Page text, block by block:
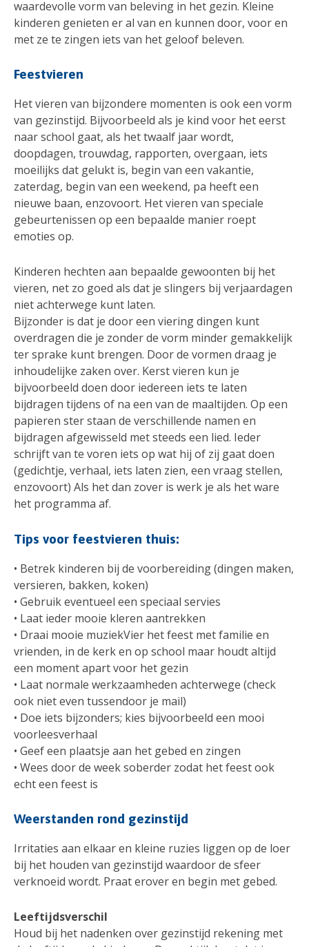
waardevolle vorm van beleving in het gezin. Kleine
kinderen genieten er al van en kunnen door, voor en
met ze te zingen iets van het geloof beleven.
Feestvieren
Het vieren van bijzondere momenten is ook een vorm
van gezinstijd. Bijvoorbeeld als je kind voor het eerst
naar school gaat, als het twaalf jaar wordt,
doopdagen, trouwdag, rapporten, overgaan, iets
moeilijks dat gelukt is, begin van een vakantie,
zaterdag, begin van een weekend, pa heeft een
nieuwe baan, enzovoort. Het vieren van speciale
gebeurtenissen op een bepaalde manier roept
emoties op.
Kinderen hechten aan bepaalde gewoonten bij het
vieren, net zo goed als dat je slingers bij verjaardagen
niet achterwege kunt laten.
Bijzonder is dat je door een viering dingen kunt
overdragen die je zonder de vorm minder gemakkelijk
ter sprake kunt brengen. Door de vormen draag je
inhoudelijke zaken over. Kerst vieren kun je
bijvoorbeeld doen door iedereen iets te laten
bijdragen tijdens of na een van de maaltijden. Op een
papieren ster staan de verschillende namen en
bijdragen afgewisseld met steeds een lied. Ieder
schrijft van te voren iets op wat hij of zij gaat doen
(gedichtje, verhaal, iets laten zien, een vraag stellen,
enzovoort) Als het dan zover is werk je als het ware
het programma af.
Tips voor feestvieren thuis:
• Betrek kinderen bij de voorbereiding (dingen maken,
versieren, bakken, koken)
• Gebruik eventueel een speciaal servies
• Laat ieder mooie kleren aantrekken
• Draai mooie muziekVier het feest met familie en
vrienden, in de kerk en op school maar houdt altijd
een moment apart voor het gezin
• Laat normale werkzaamheden achterwege (check
ook niet even tussendoor je mail)
• Doe iets bijzonders; kies bijvoorbeeld een mooi
voorleesverhaal
• Geef een plaatsje aan het gebed en zingen
• Wees door de week soberder zodat het feest ook
echt een feest is
Weerstanden rond gezinstijd
Irritaties aan elkaar en kleine ruzies liggen op de loer
bij het houden van gezinstijd waardoor de sfeer
verknoeid wordt. Praat erover en begin met gebed.
Leeftijdsverschil
Houd bij het nadenken over gezinstijd rekening met